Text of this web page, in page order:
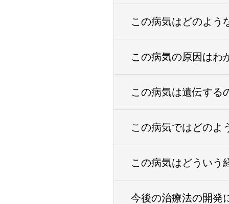
この病気はどのよう
この病気の原因はわ
この病気は遺伝する
この病気ではどのよ
この病気はどういう
今後の治療法の開発